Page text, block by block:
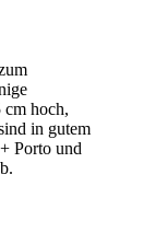
cm hoch,
in gutem
Porto und